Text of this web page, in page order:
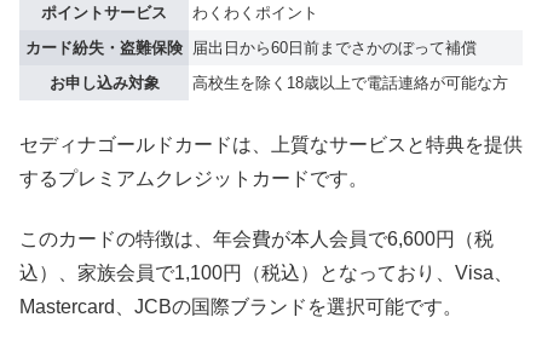
ポイントサービス
わくわくポイント
カード紛失・盗難保険 届出日から60日前までさかのぼって補償
お申し込み対象
高校生を除く18歳以上で電話連絡が可能な方
セディナゴールドカードは、上質なサービスと特典を提供
するプレミアムクレジットカードです。
このカードの特徴は、年会費が本人会員で6,600円（税
込）、家族会員で1,100円（税込）となっており、Visa、
Mastercard、JCBの国際ブランドを選択可能です。